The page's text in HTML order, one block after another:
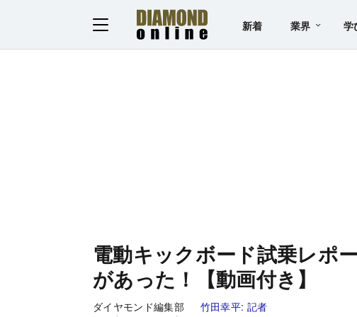
新着 業界 学
電動キックボード試乗レポ
があった！【動画付き】
ダイヤモンド編集部 竹田幸平: 記者